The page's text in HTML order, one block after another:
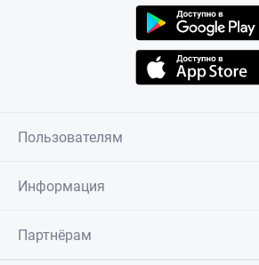
Пользователям
Информация
Партнёрам